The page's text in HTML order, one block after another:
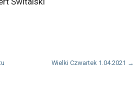
Wielki Czwartek 1.04.2021 →